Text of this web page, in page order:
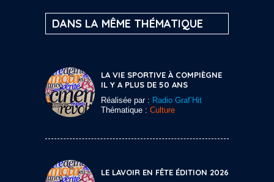
DANS LA MÊME THÉMATIQUE
LA VIE SPORTIVE À COMPIÈGNE
IL Y A PLUS DE 50 ANS
Réalisée par : Radio Graf’Hit
Thématique : Culture
LE LAVOIR EN FÊTE ÉDITION 2026